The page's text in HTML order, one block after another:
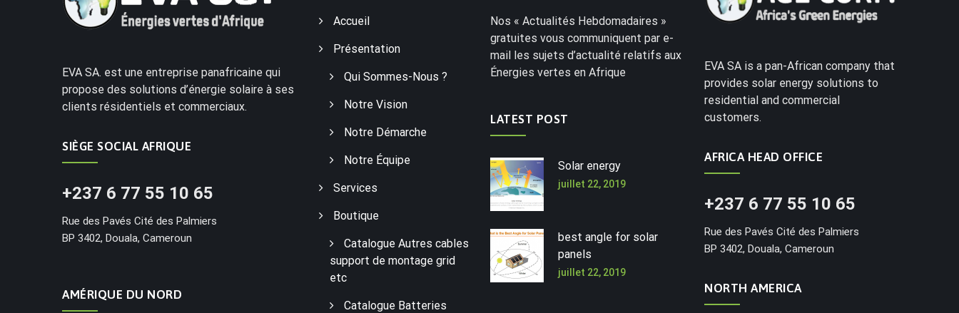
EVA SA. est une entreprise panafricaine qui
propose des solutions d’énergie solaire à ses
clients résidentiels et commerciaux.
SIÈGE SOCIAL AFRIQUE
+237 6 77 55 10 65
Rue des Pavés Cité des Palmiers
BP 3402, Douala, Cameroun
AMÉRIQUE DU NORD
Accueil
Présentation
Qui Sommes-Nous ?
Notre Vision
Notre Démarche
Notre Équipe
Services
Boutique
Catalogue Autres cables
support de montage grid
etc
Catalogue Batteries
Nos « Actualités Hebdomadaires »
gratuites vous communiquent par e-
mail les sujets d’actualité relatifs aux
Énergies vertes en Afrique
LATEST POST
Solar energy
juillet 22, 2019
best angle for solar
panels
juillet 22, 2019
EVA SA is a pan-African company that
provides solar energy solutions to
residential and commercial
customers.
AFRICA HEAD OFFICE
+237 6 77 55 10 65
Rue des Pavés Cité des Palmiers
BP 3402, Douala, Cameroun
NORTH AMERICA